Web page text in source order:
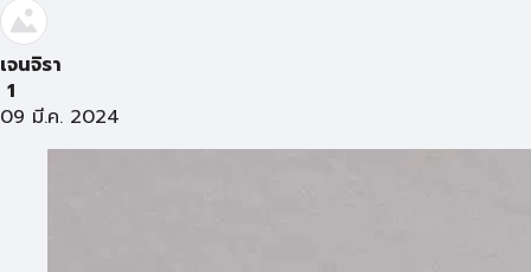
เจนจิรา
1
09 มี.ค. 2024